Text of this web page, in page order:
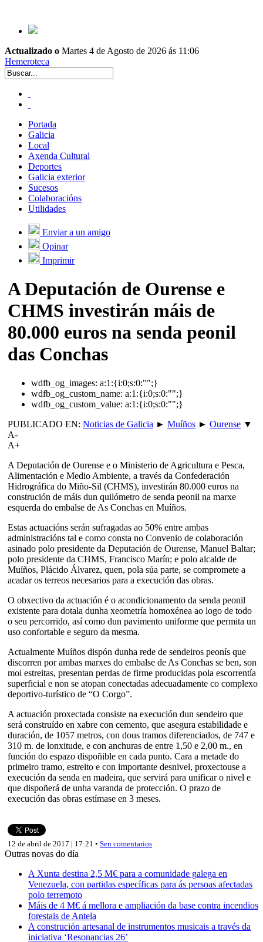
Actualizado o Martes 4 de Agosto de 2026 ás 11:06
Hemeroteca
Portada
Galicia
Local
Axenda Cultural
Deportes
Galicia exterior
Sucesos
Colaboracións
Utilidades
Enviar a un amigo
Opinar
Imprimir
A Deputación de Ourense e
CHMS investirán máis de
80.000 euros na senda peonil
das Conchas
wdfb_og_images: a:1:{i:0;s:0:"";}
wdfb_og_custom_name: a:1:{i:0;s:0:"";}
wdfb_og_custom_value: a:1:{i:0;s:0:"";}
PUBLICADO EN: Noticias de Galicia ► Muíños ► Ourense ▼
A-
A+
A Deputación de Ourense e o Ministerio de Agricultura e Pesca,
Alimentación e Medio Ambiente, a través da Confederación
Hidrográfica do Miño-Sil (CHMS), investirán 80.000 euros na
construción de máis dun quilómetro de senda peonil na marxe
esquerda do embalse de As Conchas en Muíños.
Estas actuacións serán sufragadas ao 50% entre ambas
administracións tal e como consta no Convenio de colaboración
asinado polo presidente da Deputación de Ourense, Manuel Baltar;
polo presidente da CHMS, Francisco Marín; e polo alcalde de
Muíños, Plácido Álvarez, quen, pola súa parte, se compromete a
acadar os terreos necesarios para a execución das obras.
O obxectivo da actuación é o acondicionamento da senda peonil
existente para dotala dunha xeometría homoxénea ao logo de todo
o seu percorrido, así como dun pavimento uniforme que permita un
uso confortable e seguro da mesma.
Actualmente Muíños dispón dunha rede de sendeiros peonís que
discorren por ambas marxes do embalse de As Conchas se ben, son
moi estreitas, presentan perdas de firme producidas pola escorrentía
superficial e non se atopan conectadas adecuadamente co complexo
deportivo-turístico de “O Corgo”.
A actuación proxectada consiste na execución dun sendeiro que
será construído en xabre con cemento, que asegura estabilidade e
duración, de 1057 metros, con dous tramos diferenciados, de 747 e
310 m. de lonxitude, e con anchuras de entre 1,50 e 2,00 m., en
función do espazo dispoñible en cada punto. Cara a metade do
primeiro tramo, estreito e con importante desnivel, proxectouse a
execución da senda en madeira, que servirá para unificar o nivel e
que dispoñerá de unha varanda de protección. O prazo de
execución das obras estímase en 3 meses.
12 de abril de 2017 | 17:21 • Sen comentarios
Outras novas do día
A Xunta destina 2,5 M€ para a comunidade galega en
Venezuela, con partidas específicas para ás persoas afectadas
polo terremoto
Máis de 4 M€ á mellora e ampliación da base contra incendios
forestais de Antela
A construción artesanal de instrumentos musicais a través da
iniciativa ‘Resonancias 26’